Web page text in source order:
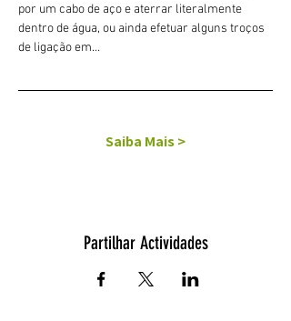
por um cabo de aço e aterrar literalmente
dentro de água, ou ainda efetuar alguns troços
de ligação em…
Saiba Mais >
Partilhar Actividades